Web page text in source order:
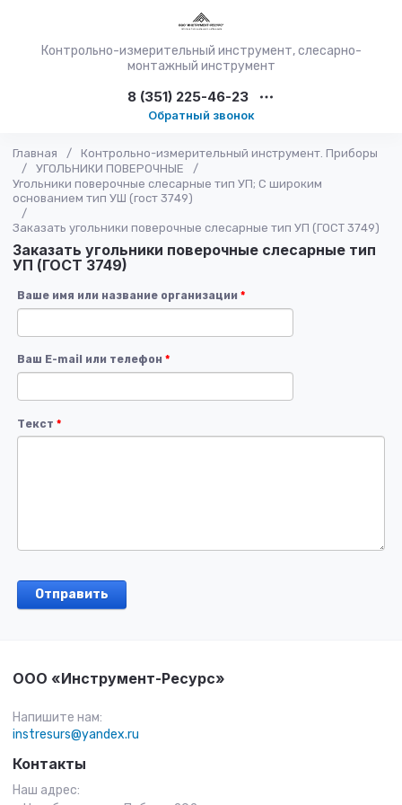
Контрольно-измерительный инструмент, слесарно-
монтажный инструмент
8 (351) 225-46-23
Обратный звонок
Главная /
Контрольно-измерительный инструмент. Приборы
/
УГОЛЬНИКИ ПОВЕРОЧНЫЕ
/
Угольники поверочные слесарные тип УП; С широким
основанием тип УШ (гост 3749)
/
Заказать угольники поверочные слесарные тип УП (ГОСТ 3749)
Заказать угольники поверочные слесарные тип
УП (ГОСТ 3749)
Ваше имя или название организации *
Ваш E-mail или телефон *
Текст *
ООО «Инструмент-Ресурс»
Напишите нам:
instresurs@yandex.ru
Контакты
Наш адрес: